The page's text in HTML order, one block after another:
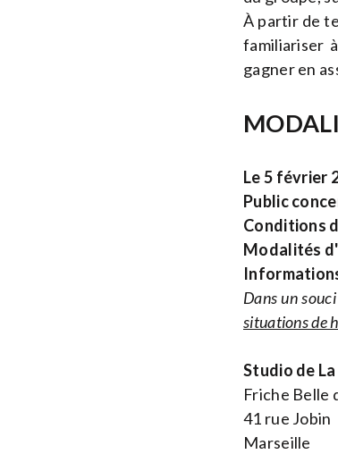
À partir de
familiariser
gagner en
Le 5 février
Public
Conditions
Modalités
Dans un
situations de
Studio de
Friche Belle
41 rue Jobin
Marseille